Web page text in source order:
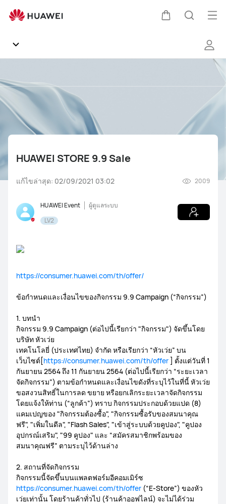
STORE
Sale
เปิด
เมนู
ทั่วไป
ผลิตภัณฑ์
AppGallery
การสนับสนุน
HUAWEI STORE 9.9 Sale
แก้ไขล่าสุด: 02/09/2021 03:02 2009
HUAWEI Event
ผู้ดูแลระบบ
LV2
https://consumer.huawei.com/th/offer/
ข้อกำหนดและเงื่อนไขของกิจกรรม 9.9 Campaign (“กิจกรรม”)
1. บทนำ
กิจกรรม 9.9 Campaign (ต่อไปนี้เรียกว่า "กิจกรรม") จัดขึ้นโดย
บริษัท หัวเว่ย
เทคโนโลยี่ (ประเทศไทย) จำกัด หรือเรียกว่า “หัวเว่ย” บน
เว็บไซต์[https://consumer.huawei.com/th/offer ] ตั้งแต่วันที่ 1
กันยายน 2564 ถึง 11 กันยายน 2564 (ต่อไปนี้เรียกว่า “ระยะเวลา
จัดกิจกรรม”) ตามข้อกำหนดและเงื่อนไขดังที่ระบุไว้ในที่นี้ หัวเว่ย
ขอสงวนสิทธิ์ในการลด ขยาย หรือยกเลิกระยะเวลาจัดกิจกรรม
โดยแจ้งให้ท่าน (“ลูกค้า”) ทราบ กิจกรรมประกอบด้วยแปด (8)
แคมเปญของ "กิจกรรมต้องซื้อ", "กิจกรรมซื้อรับของสมนาคุณ
ฟรี", "เพิ่มในดีล", "Flash Sales", "เข้าสู่ระบบด้วยคูปอง", "คูปอง
อุปกรณ์เสริม", "99 คูปอง" และ “สมัครสมาชิกพร้อมของ
สมนาคุณฟรี” ตามระบุไว้ด้านล่าง
2. สถานที่จัดกิจกรรม
กิจกรรมนี้จัดขึ้นบนแพลตฟอร์มอีคอมเมิร์ซ
https://consumer.huawei.com/th/offer (“E-Store”) ของหัว
เว่ยเท่านั้น โดยร้านค้าทั่วไป (ร้านค้าออฟไลน์) จะไม่ได้ร่วม